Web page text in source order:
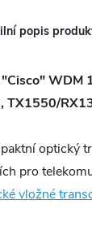
popis
"Cisco" WDM
TX1550/
optický
pro
vložné